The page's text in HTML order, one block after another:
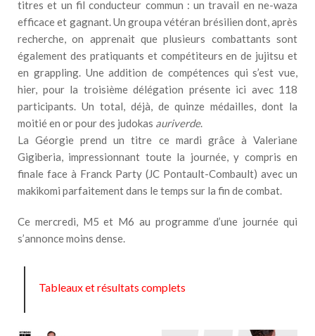
titres et un fil conducteur commun : un travail en ne-waza
efficace et gagnant. Un groupa vétéran brésilien dont, après
recherche, on apprenait que plusieurs combattants sont
également des pratiquants et compétiteurs en de jujitsu et
en grappling. Une addition de compétences qui s’est vue,
hier, pour la troisième délégation présente ici avec 118
participants. Un total, déjà, de quinze médailles, dont la
moitié en or pour des judokas auriverde.
La Géorgie prend un titre ce mardi grâce à Valeriane
Gigiberia, impressionnant toute la journée, y compris en
finale face à Franck Party (JC Pontault-Combault) avec un
makikomi parfaitement dans le temps sur la fin de combat.
Ce mercredi, M5 et M6 au programme d’une journée qui
s’annonce moins dense.
Tableaux et résultats complets